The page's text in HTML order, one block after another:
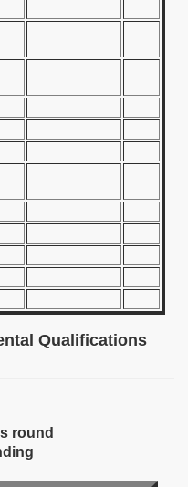
Qualifications
round